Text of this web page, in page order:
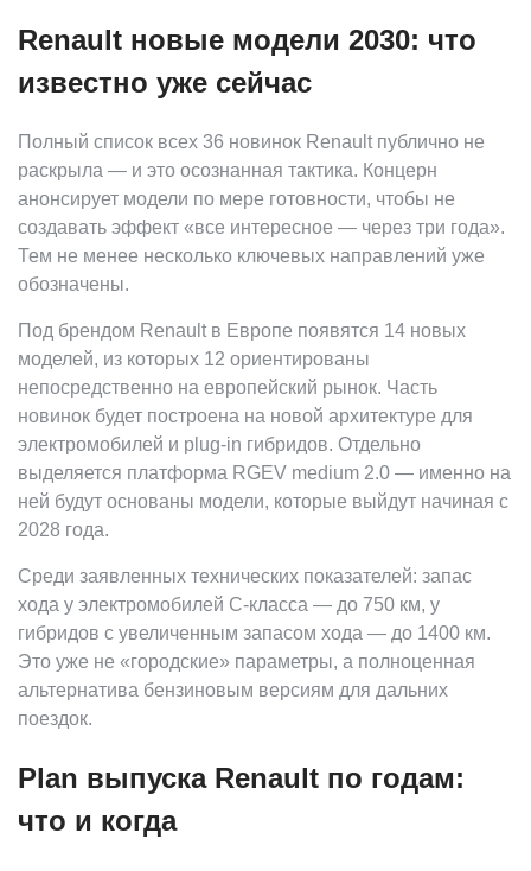
Renault новые модели 2030: что
известно уже сейчас
Полный список всех 36 новинок Renault публично не
раскрыла — и это осознанная тактика. Концерн
анонсирует модели по мере готовности, чтобы не
создавать эффект «все интересное — через три года».
Тем не менее несколько ключевых направлений уже
обозначены.
Под брендом Renault в Европе появятся 14 новых
моделей, из которых 12 ориентированы
непосредственно на европейский рынок. Часть
новинок будет построена на новой архитектуре для
электромобилей и plug-in гибридов. Отдельно
выделяется платформа RGEV medium 2.0 — именно на
ней будут основаны модели, которые выйдут начиная с
2028 года.
Среди заявленных технических показателей: запас
хода у электромобилей C-класса — до 750 км, у
гибридов с увеличенным запасом хода — до 1400 км.
Это уже не «городские» параметры, а полноценная
альтернатива бензиновым версиям для дальних
поездок.
Plan выпуска Renault по годам:
что и когда